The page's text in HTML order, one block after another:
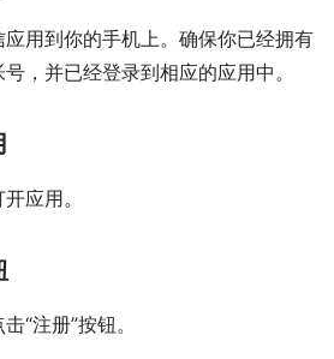
用到你的手机上。确保你已经拥有
，并已经登录到相应的应用中。
应用。
“注册”按钮。